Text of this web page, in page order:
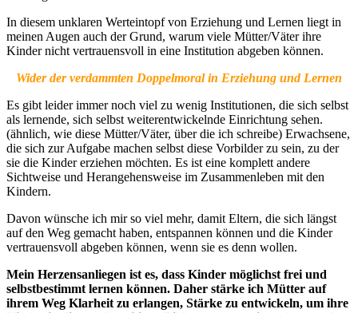
In diesem unklaren Werteintopf von Erziehung und Lernen liegt in
meinen Augen auch der Grund, warum viele Mütter/Väter ihre
Kinder nicht vertrauensvoll in eine Institution abgeben können.
Wider der verdammten Doppelmoral in Erziehung und Lernen
Es gibt leider immer noch viel zu wenig Institutionen, die sich selbst
als lernende, sich selbst weiterentwickelnde Einrichtung sehen.
(ähnlich, wie diese Mütter/Väter, über die ich schreibe) Erwachsene,
die sich zur Aufgabe machen selbst diese Vorbilder zu sein, zu der
sie die Kinder erziehen möchten. Es ist eine komplett andere
Sichtweise und Herangehensweise im Zusammenleben mit den
Kindern.
Davon wünsche ich mir so viel mehr, damit Eltern, die sich längst
auf den Weg gemacht haben, entspannen können und die Kinder
vertrauensvoll abgeben können, wenn sie es denn wollen.
Mein Herzensanliegen ist es, dass Kinder möglichst frei und
selbstbestimmt lernen können. Daher stärke ich Mütter auf
ihrem Weg Klarheit zu erlangen, Stärke zu entwickeln, um ihre